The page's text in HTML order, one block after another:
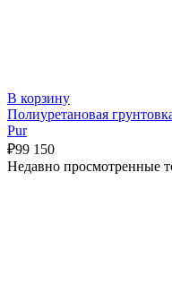
В корзину
Полиуретановая
Pur
₽99 150
Недавно просмотренные